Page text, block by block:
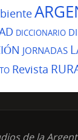
DICCIONARIO
JORNADAS
Revista
de la